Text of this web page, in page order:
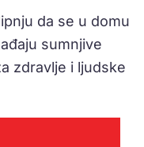
da se u domu
sumnjive
zdravlje i ljudske